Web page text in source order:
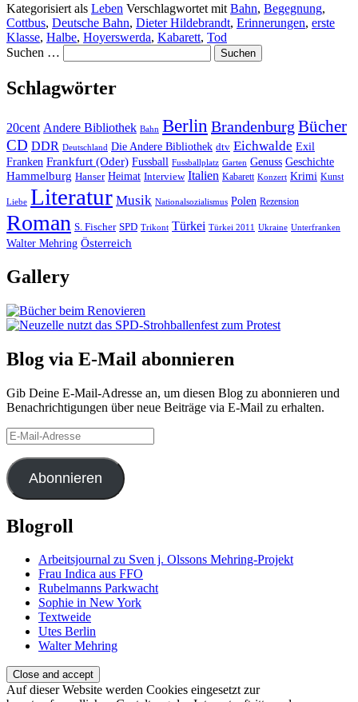
Kategorisiert als Leben Verschlagwortet mit Bahn, Begegnung,
Cottbus, Deutsche Bahn, Dieter Hildebrandt, Erinnerungen, erste
Klasse, Halbe, Hoyerswerda, Kabarett, Tod
Suchen …
Schlagwörter
20cent Andere Bibliothek Bahn Berlin Brandenburg Bücher
CD DDR Deutschland Die Andere Bibliothek dtv Eichwalde Exil
Franken Frankfurt (Oder) Fussball Fussballplatz Garten Genuss Geschichte
Hammelburg Hanser Heimat Interview Italien Kabarett Konzert Krimi Kunst
Liebe Literatur Musik Nationalsozialismus Polen Rezension
Roman S. Fischer SPD Trikont Türkei Türkei 2011 Ukraine Unterfranken
Walter Mehring Österreich
Gallery
Blog via E-Mail abonnieren
Gib Deine E-Mail-Adresse an, um diesen Blog zu abonnieren und
Benachrichtigungen über neue Beiträge via E-Mail zu erhalten.
E-
Mail-
Adresse
Abonnieren
Blogroll
Arbeitsjournal zu Sven j. Olssons Mehring-Projekt
Frau Indica aus FFO
Rubelmanns Parkwacht
Sophie in New York
Textweide
Utes Berlin
Walter Mehring
Auf dieser Website werden Cookies eingesetzt zur